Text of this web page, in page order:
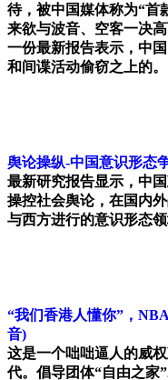
待，被中国媒体称为“首
来欲与波音、空客一决
一份最新报告表示，中
和间谍活动偷窃之上的。
舆论操纵-中国意识形态
最新研究报告显示，中
操控社会舆论，在国内
与西方进行的意识形态领
“我们香港人懂你”，
音)
这是一个咄咄逼人的威
代。倡导团体“自由之家